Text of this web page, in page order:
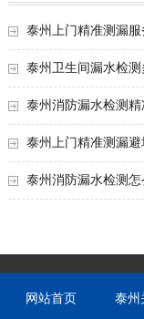
泰州上门精准测漏
南
泰州卫生间漏水检
泰州消防漏水检测
泰州上门精准测漏
泰州消防漏水检测
网站首页 泰州